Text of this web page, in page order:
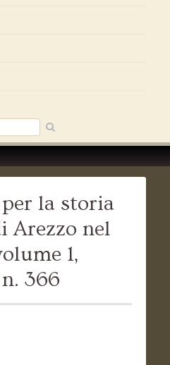
la storia
Arezzo nel
1,
366